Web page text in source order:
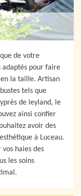
de votre
adaptés pour faire
la taille. Artisan
tels que
de leyland, le
ainsi confier
avoir des
à Luceau.
haies des
les soins